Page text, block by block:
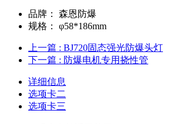
品牌：
森恩防爆
规格：
φ58*186mm
上一篇 : BJ720固态强光防爆头灯
下一篇 : 防爆电机专用挠性管
详细信息
选项卡二
选项卡三